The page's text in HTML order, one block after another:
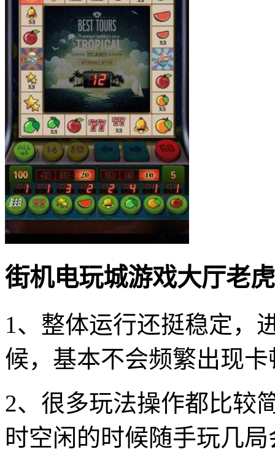
街机电玩城游戏大厅老
1、整体运行还挺稳定，
候，基本不会频繁出现
2、很多玩法操作都比较
时空闲的时候随手玩几